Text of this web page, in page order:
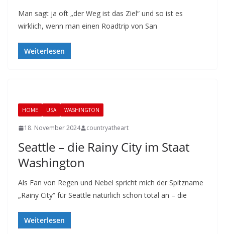
Man sagt ja oft „der Weg ist das Ziel“ und so ist es
wirklich, wenn man einen Roadtrip von San
Weiterlesen
HOME USA WASHINGTON
18. November 2024 countryatheart
Seattle – die Rainy City im Staat
Washington
Als Fan von Regen und Nebel spricht mich der Spitzname
„Rainy City“ für Seattle natürlich schon total an – die
Weiterlesen